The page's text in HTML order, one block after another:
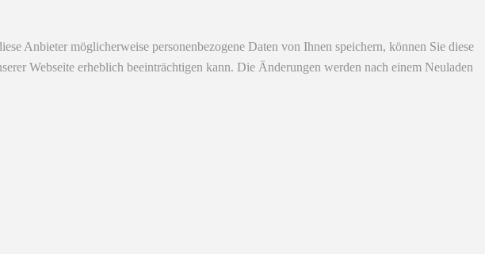
Anbieter möglicherweise personenbezogene Daten von Ihnen speichern, können Sie diese
Webseite erheblich beeinträchtigen kann. Die Änderungen werden nach einem Neuladen